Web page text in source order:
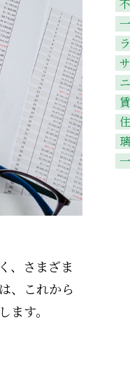
、さまざま
、これから
す。